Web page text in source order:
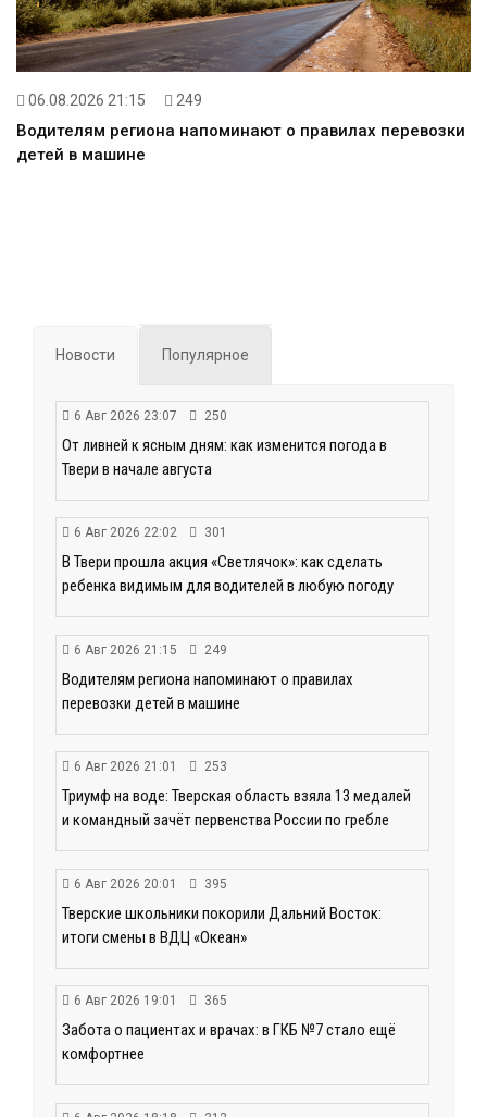
06.08.2026 21:15 249
Водителям региона напоминают о правилах перевозки
детей в машине
Новости Популярное
6 Авг 2026 23:07 250
От ливней к ясным дням: как изменится погода в
Твери в начале августа
6 Авг 2026 22:02 301
В Твери прошла акция «Светлячок»: как сделать
ребенка видимым для водителей в любую погоду
6 Авг 2026 21:15 249
Водителям региона напоминают о правилах
перевозки детей в машине
6 Авг 2026 21:01 253
Триумф на воде: Тверская область взяла 13 медалей
и командный зачёт первенства России по гребле
6 Авг 2026 20:01 395
Тверские школьники покорили Дальний Восток:
итоги смены в ВДЦ «Океан»
6 Авг 2026 19:01 365
Забота о пациентах и врачах: в ГКБ №7 стало ещё
комфортнее